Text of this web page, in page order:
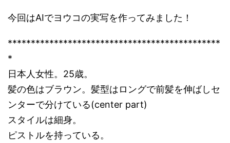
今回はAIでヨウコの実写を作ってみました！
**********************************************
*
日本人女性。25歳。
髪の色はブラウン。髪型はロングで前髪を伸ばしセ
ンターで分けている(center part)
スタイルは細身。
ピストルを持っている。